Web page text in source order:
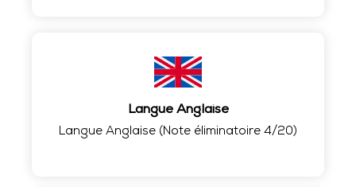
Langue Anglaise
Langue Anglaise (Note éliminatoire 4/20)